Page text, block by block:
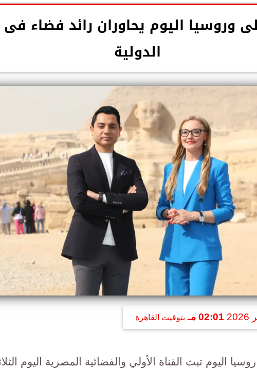
وروسيا اليوم يحاوران رائد فضاء
الدولية
02:01 مـ بتوقيت القاهرة
اليوم تبث القناة الأولي والفضائية المصرية اليوم